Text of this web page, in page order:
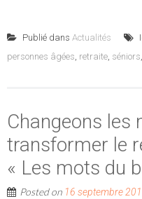
Publié dans Actualités
personnes âgées, retraite, séniors,
Changeons les
transformer le
« Les mots du
Posted on 16 septembre